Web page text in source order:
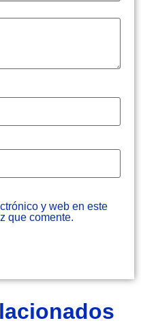
y web en este
que comente.